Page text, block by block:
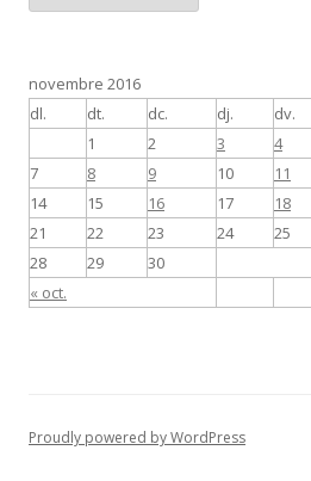
x
novembre 2016
dl.
dt. dc. dj. dv.
« oct.
1 2 3 4
7
8 9 10 11
14
15 16 17 18
21
22 23 24 25
28
29 30
Proudly powered by WordPress